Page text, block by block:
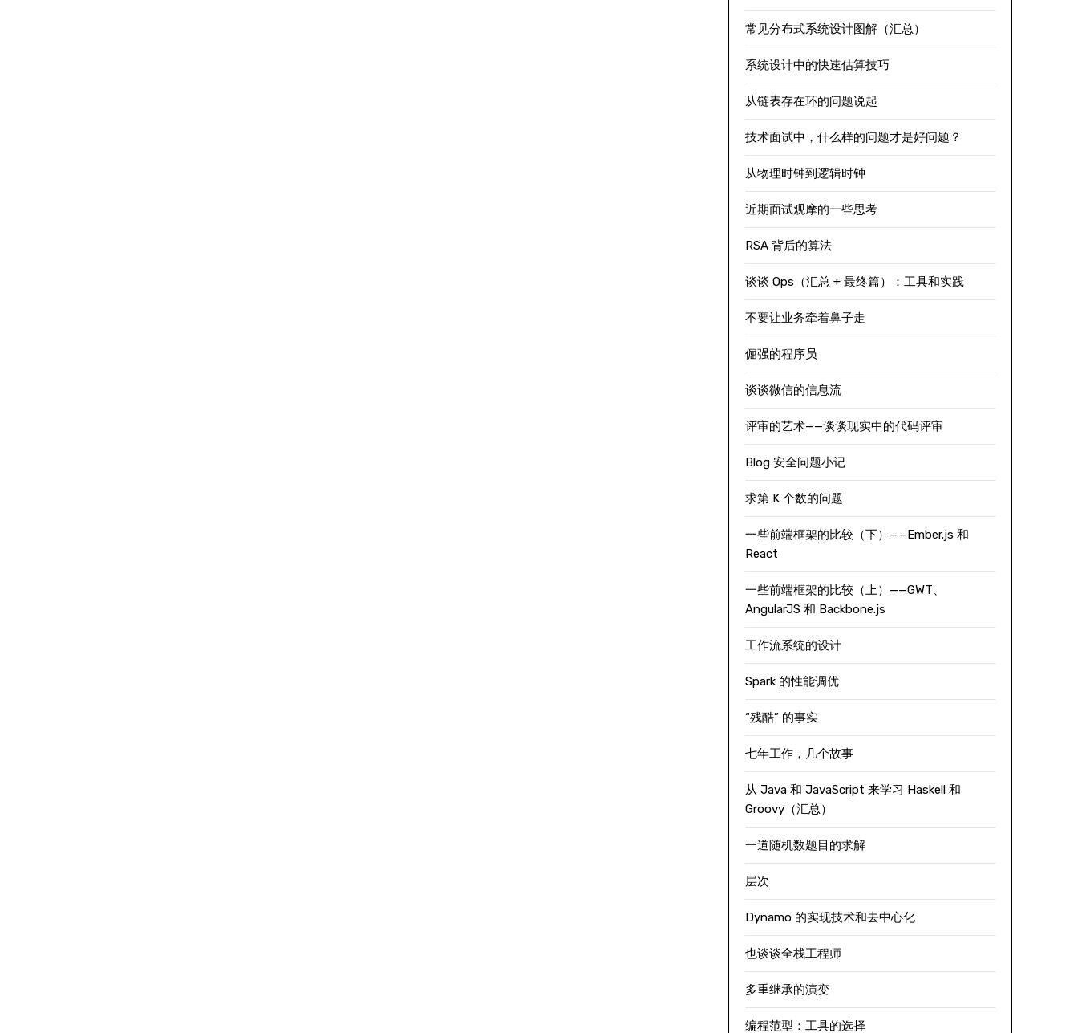
常见分布式系统设计图解（汇总）
系统设计中的快速估算技巧
从链表存在环的问题说起
技术面试中，什么样的问题才是好问题？
从物理时钟到逻辑时钟
近期面试观摩的一些思考
RSA 背后的算法
谈谈 Ops（汇总 + 最终篇）：工具和实践
不要让业务牵着鼻子走
倔强的程序员
谈谈微信的信息流
评审的艺术——谈谈现实中的代码评审
Blog 安全问题小记
求第 K 个数的问题
一些前端框架的比较（下）——Ember.js 和
React
一些前端框架的比较（上）——GWT、
AngularJS 和 Backbone.js
工作流系统的设计
Spark 的性能调优
“残酷” 的事实
七年工作，几个故事
从 Java 和 JavaScript 来学习 Haskell 和
Groovy（汇总）
一道随机数题目的求解
层次
Dynamo 的实现技术和去中心化
也谈谈全栈工程师
多重继承的演变
编程范型：工具的选择